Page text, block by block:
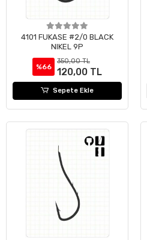
4101 FUKASE #2/0 BLACK
NIKEL 9P
%66
350,00 TL
120,00 TL
Sepete Ekle